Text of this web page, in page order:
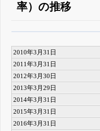
率）の推移
詳しく見られる無料でβ
登録すると永久30%OFF
2010年3月31日
2011年3月31日
2012年3月30日
2013年3月29日
2014年3月31日
2015年3月31日
2016年3月31日